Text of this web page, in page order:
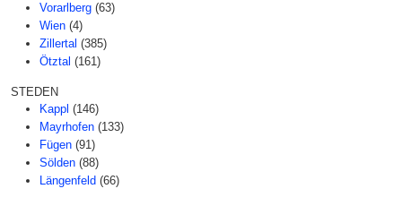
Vorarlberg (63)
Wien (4)
Zillertal (385)
Ötztal (161)
STEDEN
Kappl (146)
Mayrhofen (133)
Fügen (91)
Sölden (88)
Längenfeld (66)